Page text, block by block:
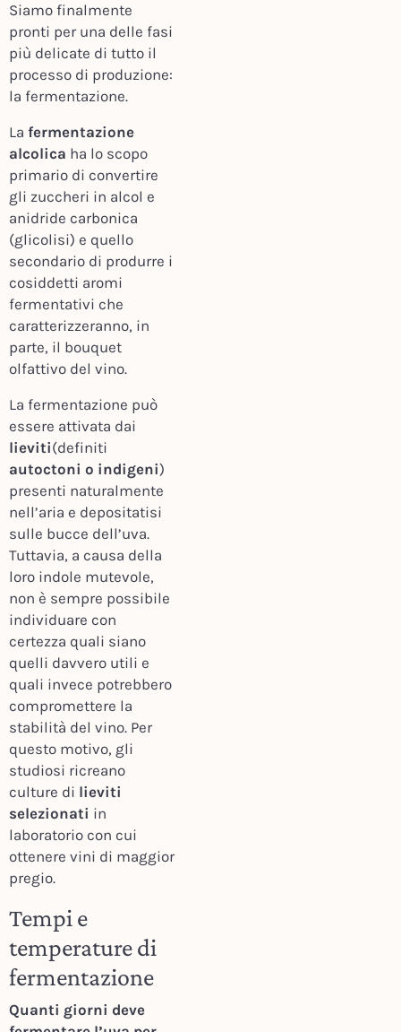
Siamo finalmente
pronti per una delle fasi
più delicate di tutto il
processo di produzione:
la fermentazione.
La fermentazione
alcolica ha lo scopo
primario di convertire
gli zuccheri in alcol e
anidride carbonica
(glicolisi) e quello
secondario di produrre i
cosiddetti aromi
fermentativi che
caratterizzeranno, in
parte, il bouquet
olfattivo del vino.
La fermentazione può
essere attivata dai
lieviti(definiti
autoctoni o indigeni)
presenti naturalmente
nell’aria e depositatisi
sulle bucce dell’uva.
Tuttavia, a causa della
loro indole mutevole,
non è sempre possibile
individuare con
certezza quali siano
quelli davvero utili e
quali invece potrebbero
compromettere la
stabilità del vino. Per
questo motivo, gli
studiosi ricreano
culture di lieviti
selezionati in
laboratorio con cui
ottenere vini di maggior
pregio.
Tempi e
temperature di
fermentazione
Quanti giorni deve